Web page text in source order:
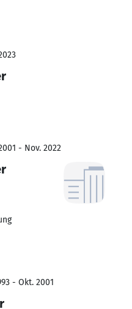
- Nov. 2022
- Okt. 2001